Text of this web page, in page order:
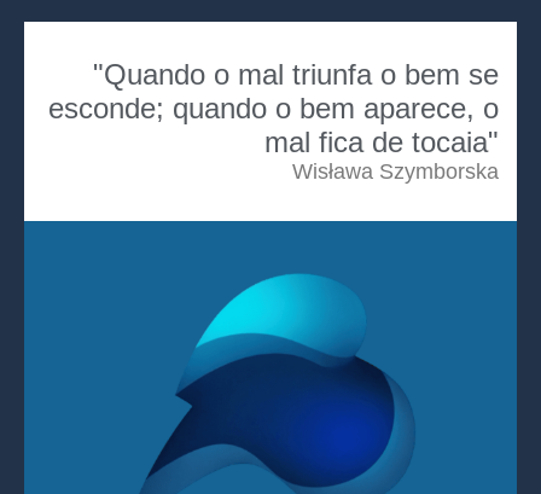
"Quando o mal triunfa o bem se
esconde; quando o bem aparece, o
mal fica de tocaia"
Wisława Szymborska